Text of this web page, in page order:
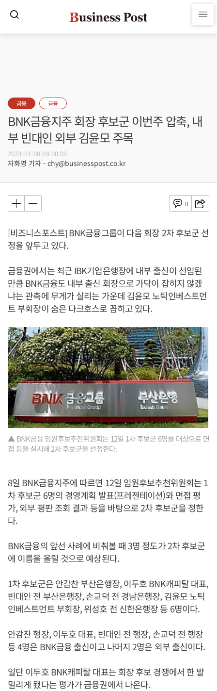
금융 금융
BNK금융지주 회장 후보군 이번주 압축, 내
부 빈대인 외부 김윤모 주목
2023-01-08 08:00:00
차화영 기자 - chy@businesspost.co.kr
0
[비즈니스포스트] BNK금융그룹이 다음 회장 2차 후보군 선
정을 앞두고 있다.
금융권에서는 최근 IBK기업은행장에 내부 출신이 선임된
만큼 BNK금융도 내부 출신 회장으로 가닥이 잡히지 않겠
냐는 관측에 무게가 실리는 가운데 김윤모 노틱인베스트먼
트 부회장이 숨은 다크호스로 꼽히고 있다.
▲ BNK금융 임원후보추천위원회는 12일 1차 후보군 6명을 대상으로 면
접 등을 실시해 2차 후보군을 선정한다.
8일 BNK금융지주에 따르면 12일 임원후보추천위원회는 1
차 후보군 6명의 경영계획 발표(프레젠테이션)와 면접 평
가, 외부 평판 조회 결과 등을 바탕으로 2차 후보군을 정한
다.
BNK금융의 앞선 사례에 비춰볼 때 3명 정도가 2차 후보군
에 이름을 올릴 것으로 예상된다.
1차 후보군은 안감찬 부산은행장, 이두호 BNK캐피탈 대표,
빈대인 전 부산은행장, 손교덕 전 경남은행장, 김윤모 노틱
인베스트먼트 부회장, 위성호 전 신한은행장 등 6명이다.
안감찬 행장, 이두호 대표, 빈대인 전 행장, 손교덕 전 행장
등 4명은 BNK금융 출신이고 나머지 2명은 외부 출신이다.
일단 이두호 BNK캐피탈 대표는 회장 후보 경쟁에서 한 발
밀리게 됐다는 평가가 금융권에서 나온다.